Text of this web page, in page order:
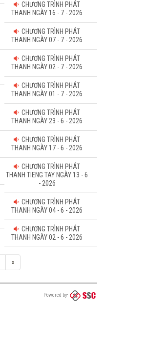
CHƯƠNG TRÌNH PHÁT
THANH NGÀY 16 - 7 - 2026
CHƯƠNG TRÌNH PHÁT
THANH NGÀY 07 - 7 - 2026
CHƯƠNG TRÌNH PHÁT
THANH NGÀY 02 - 7 - 2026
CHƯƠNG TRÌNH PHÁT
THANH NGÀY 01 - 7 - 2026
CHƯƠNG TRÌNH PHÁT
THANH NGÀY 23 - 6 - 2026
CHƯƠNG TRÌNH PHÁT
THANH NGÀY 17 - 6 - 2026
CHƯƠNG TRÌNH PHÁT
THANH TIENG TAY NGÀY 13 - 6
- 2026
CHƯƠNG TRÌNH PHÁT
THANH NGÀY 04 - 6 - 2026
CHƯƠNG TRÌNH PHÁT
THANH NGÀY 02 - 6 - 2026
»
Powered by